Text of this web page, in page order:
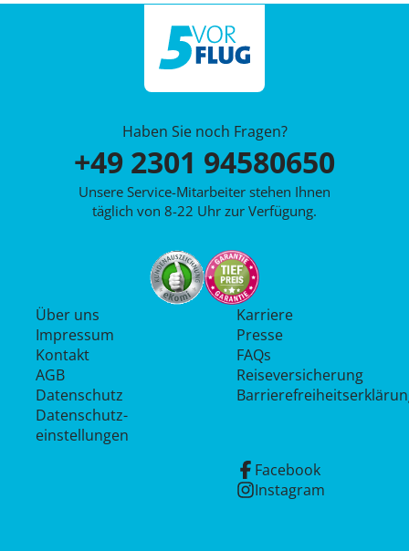
Haben Sie noch Fragen?
+49 2301 94580650
Unsere Service-Mitarbeiter stehen Ihnen
täglich von 8-22 Uhr zur Verfügung.
Über uns
Impressum
Kontakt
AGB
Datenschutz
Datenschutz­
einstellungen
Karriere
Presse
FAQs
Reiseversicherung
Facebook
Instagram